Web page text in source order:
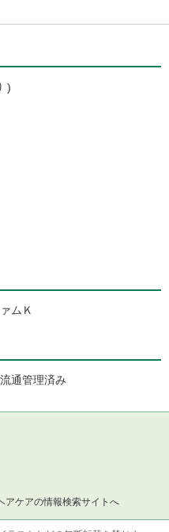
)
ムＫ
通管理済み
アケアの情報検索サイトへ